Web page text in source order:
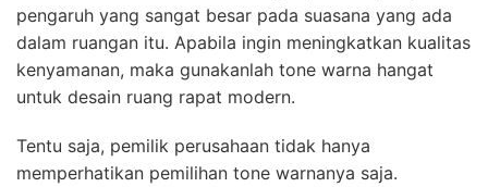
pengaruh yang sangat besar pada suasana yang ada
dalam ruangan itu. Apabila ingin meningkatkan kualitas
kenyamanan, maka gunakanlah tone warna hangat
untuk desain ruang rapat modern.
Tentu saja, pemilik perusahaan tidak hanya
memperhatikan pemilihan tone warnanya saja.